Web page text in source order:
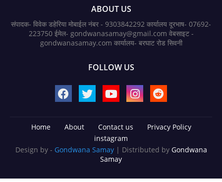
ABOUT US
संपादक- विवेक डहेरिया मोबाईल नंबर - 9303842292 कार्यालय दूरभाष- 07692-
223750 ईमेल- gondwanasamay@gmail.com वेबसाइट -
gondwanasamay.com कार्यालय- बरघाट रोड सिवनी
FOLLOW US
Home About Contact us
Privacy Policy
instagram
Design by - Gondwana Samay | Distributed by Gondwana
Samay